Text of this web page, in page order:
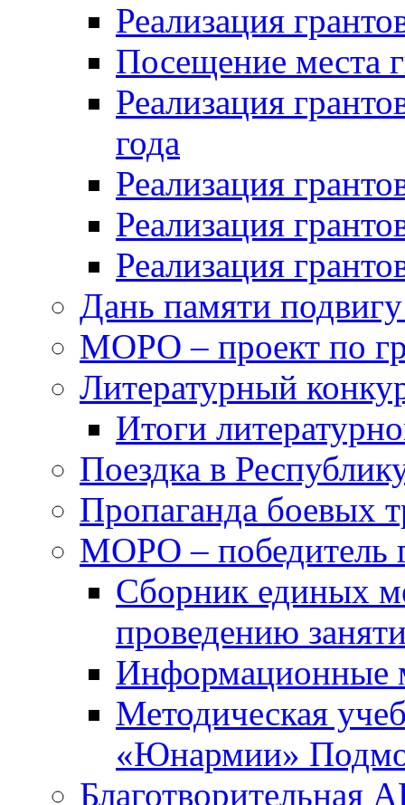
Реализация
Посещение места
Реализация
года
Реализация
Реализация
Реализация
Дань памяти
МОРО – проект по
Литературный
Итоги
Поездка в
Пропаганда боевых
МОРО – победитель
Сборник единых
проведению
Информационные
Методическая
«Юнармии»
Благотворительная